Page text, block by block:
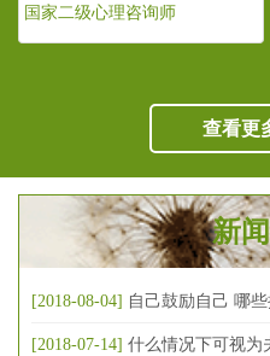
查看更
新
[2018-08-04] 自己鼓励自己 哪
[2018-07-14] 什么情况下可视为